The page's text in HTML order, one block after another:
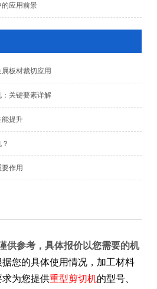
应用前景
板材裁切应用
关键要素详解
能提升
作用
供参考，具体报价以您需要的机
据您的具体使用情况，加工材料
求为您提供重型剪切机的型号、